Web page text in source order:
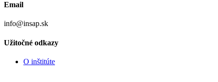
Email
info@insap.sk
Užitočné odkazy
O inštitúte